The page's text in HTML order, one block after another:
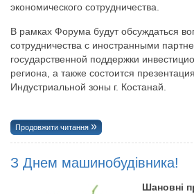
экономического сотрудничества.
В рамках Форума будут обсуждаться
сотрудничества с иностранными
государственной поддержки
региона, а также состоится
Индустриальной зоны г. Костанай.
Продовжити читання
З Днем машинобудівника!
Шановні